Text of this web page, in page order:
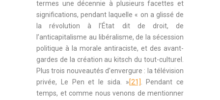
termes une décennie à plusieurs facettes et
significations, pendant laquelle « on a glissé de
la révolution à l’État dit de droit, de
l’anticapitalisme au libéralisme, de la sécession
politique à la morale antiraciste, et des avant-
gardes de la création au kitsch du tout-culturel.
Plus trois nouveautés d’envergure : la télévision
privée, Le Pen et le sida. »[21] . Pendant ce
temps, et comme nous venons de mentionner